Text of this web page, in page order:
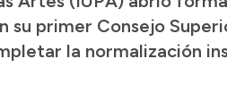
primer Consejo
la normalización